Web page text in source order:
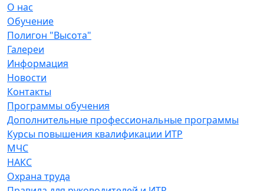
О нас
Обучение
Полигон "Высота"
Галереи
Информация
Новости
Контакты
Программы обучения
Дополнительные профессиональные программы
Курсы повышения квалификации ИТР
МЧС
НАКС
Охрана труда